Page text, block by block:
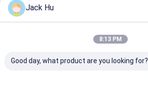
Jack Hu
8:13 PM
Good day, what product are you looking for?